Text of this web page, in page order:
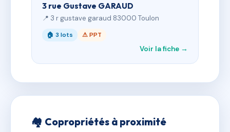
3 rue Gustave GARAUD
📍 3 r gustave garaud 83000 Toulon
🏠 3 lots ⚠ PPT
Voir la fiche →
🏘 Copropriétés à proximité